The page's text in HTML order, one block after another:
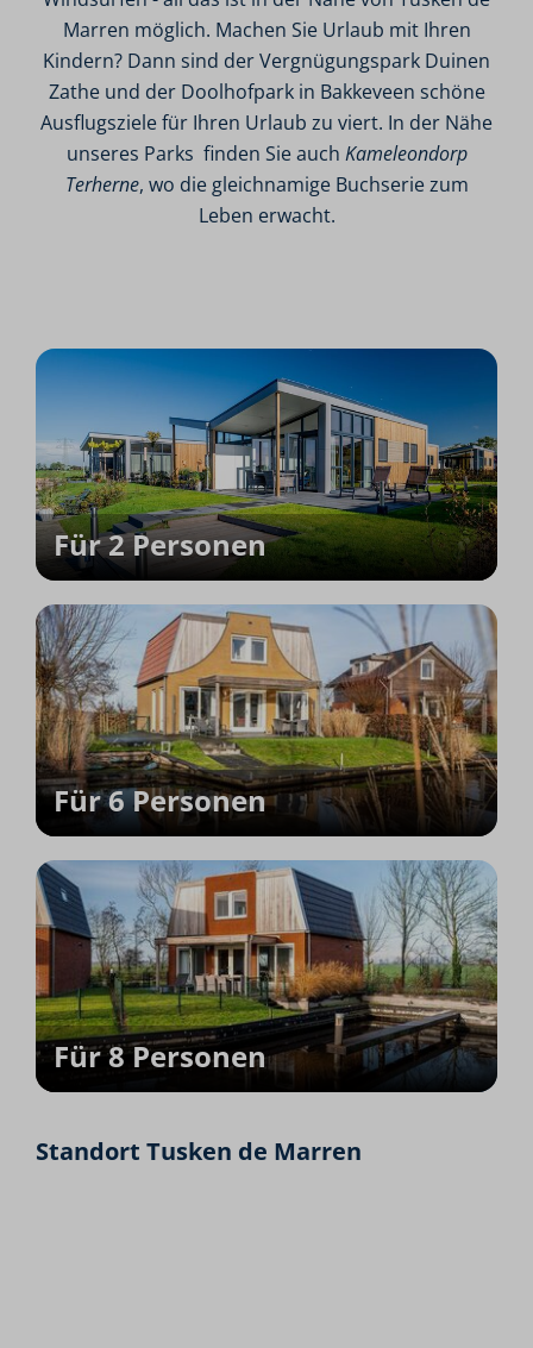
Marren möglich. Machen Sie Urlaub mit Ihren
Kindern? Dann sind der Vergnügungspark Duinen
Zathe und der Doolhofpark in Bakkeveen schöne
Ausflugsziele für Ihren Urlaub zu viert. In der Nähe
unseres Parks finden Sie auch Kameleondorp
Terherne, wo die gleichnamige Buchserie zum
Leben erwacht.
Für 2 Personen
Für 6 Personen
Für 8 Personen
Standort Tusken de Marren